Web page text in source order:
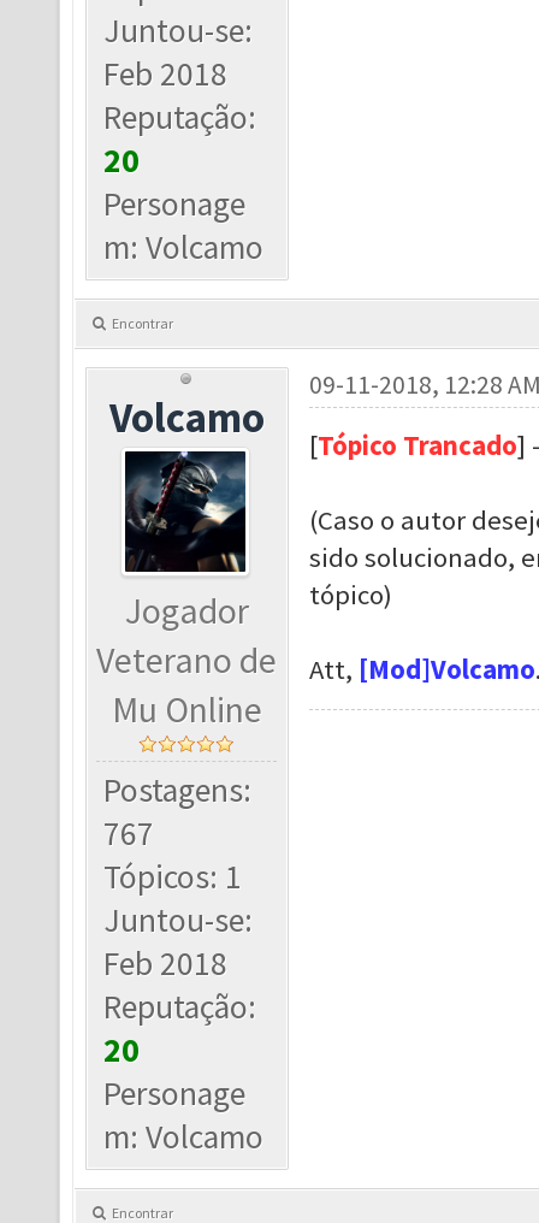
Juntou-se:
Feb 2018
Reputação:
20
Personage
m: Volcamo
Encontrar
Volcamo
Jogador
Veterano de
Mu Online
Postagens:
767
Tópicos: 1
Juntou-se:
Feb 2018
Reputação:
20
Personage
m: Volcamo
09-11-2018, 12:28
[Tópico Trancado]
(Caso o autor
sido solucionado,
tópico)
Att, [Mod]Volcamo
Encontrar